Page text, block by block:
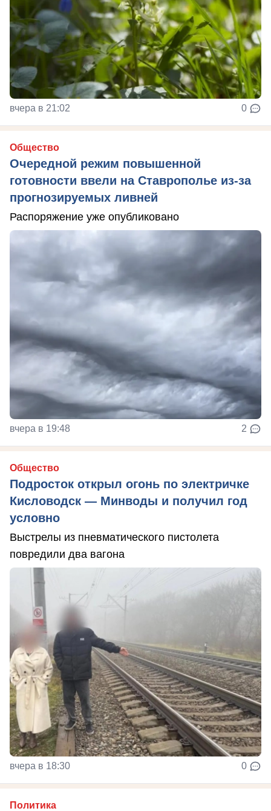
вчера в 21:02 0
Общество
Очередной режим повышенной
готовности ввели на Ставрополье из-за
прогнозируемых ливней
Распоряжение уже опубликовано
вчера в 19:48 2
Общество
Подросток открыл огонь по электричке
Кисловодск — Минводы и получил год
условно
Выстрелы из пневматического пистолета
повредили два вагона
вчера в 18:30 0
Политика